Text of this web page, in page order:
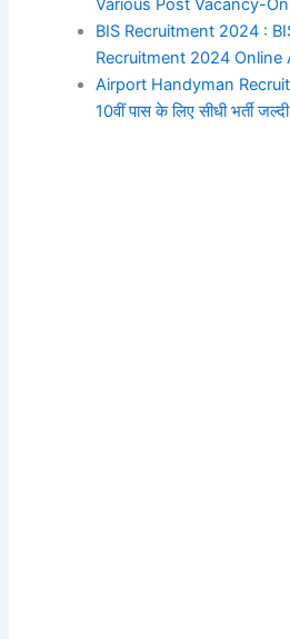
Various Post Vacancy-
BIS Recruitment 2024 :
Recruitment 2024 Online
Airport Handyman
10वीं पास के लिए सीधी भर्ती